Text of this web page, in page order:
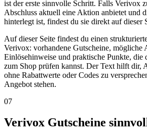
ist der erste sinnvolle Schritt. Falls Verivox
Abschluss aktuell eine Aktion anbietet und
hinterlegt ist, findest du sie direkt auf dieser
Auf dieser Seite findest du einen
Verivox: vorhandene Gutscheine, mögliche
Einlösehinweise und praktische Punkte, die
zum Shop prüfen kannst. Der Text hilft dir,
ohne Rabattwerte oder Codes zu
Angebot stehen.
07
Verivox Gutscheine